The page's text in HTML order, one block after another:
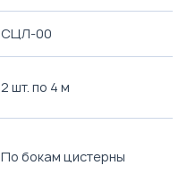
СЦЛ-00
2 шт. по 4 м
По бокам цистерны